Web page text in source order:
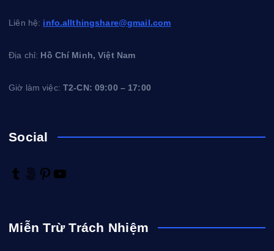
Liên hệ: info.allthingshare@gmail.com
Địa chỉ: Hồ Chí Minh, Việt Nam
Giờ làm việc:T2-CN: 09:00 – 17:00
Social
T
l
5
x
P
e
Miễn Trừ Trách Nhiệm